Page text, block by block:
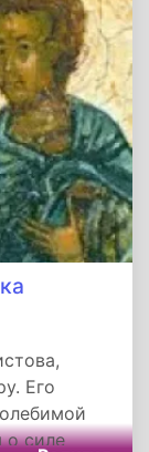
гармонии
Его
о силе